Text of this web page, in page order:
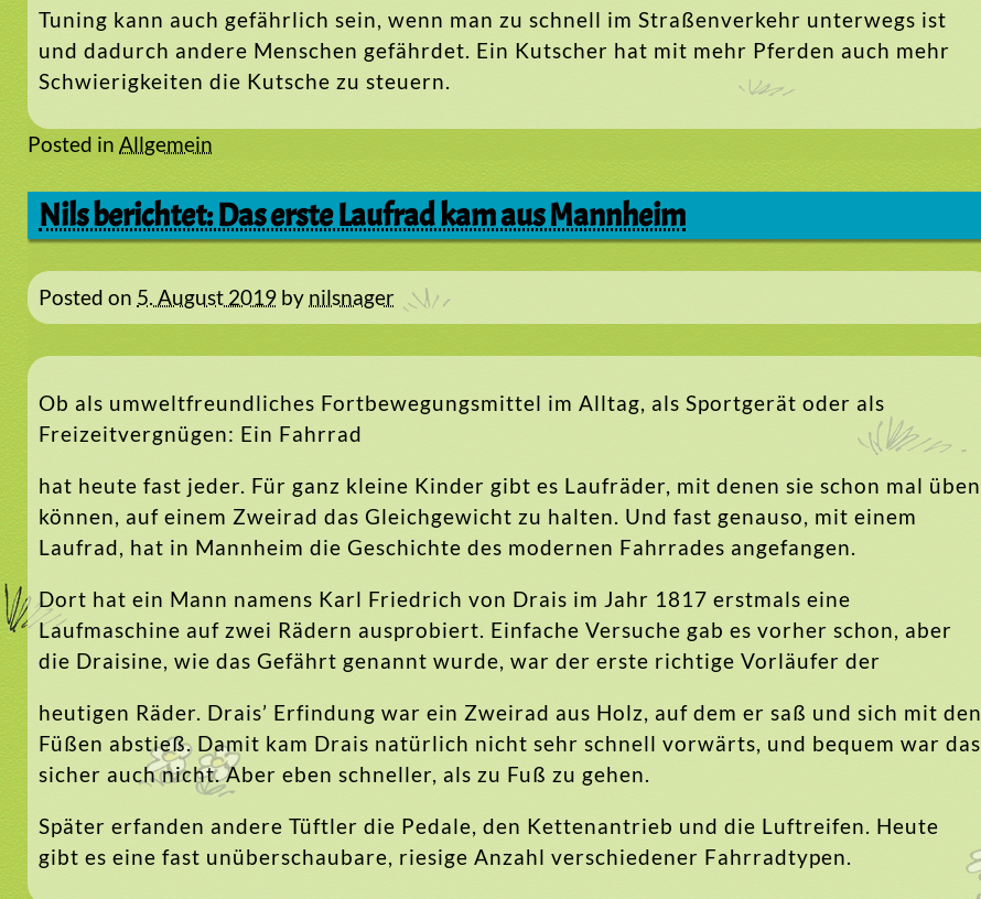
Tuning kann auch gefährlich sein, wenn man zu schnell im Straßenverkehr unterwegs ist
und dadurch andere Menschen gefährdet. Ein Kutscher hat mit mehr Pferden auch mehr
Schwierigkeiten die Kutsche zu steuern.
Posted in Allgemein
Nils berichtet: Das erste Laufrad kam aus Mannheim
Posted on 5. August 2019 by nilsnager
Ob als umweltfreundliches Fortbewegungsmittel im Alltag, als Sportgerät oder als
Freizeitvergnügen: Ein Fahrrad
hat heute fast jeder. Für ganz kleine Kinder gibt es Laufräder, mit denen sie schon mal üben
können, auf einem Zweirad das Gleichgewicht zu halten. Und fast genauso, mit einem
Laufrad, hat in Mannheim die Geschichte des modernen Fahrrades angefangen.
Dort hat ein Mann namens Karl Friedrich von Drais im Jahr 1817 erstmals eine
Laufmaschine auf zwei Rädern ausprobiert. Einfache Versuche gab es vorher schon, aber
die Draisine, wie das Gefährt genannt wurde, war der erste richtige Vorläufer der
heutigen Räder. Drais’ Erfindung war ein Zweirad aus Holz, auf dem er saß und sich mit den
Füßen abstieß. Damit kam Drais natürlich nicht sehr schnell vorwärts, und bequem war das
sicher auch nicht. Aber eben schneller, als zu Fuß zu gehen.
Später erfanden andere Tüftler die Pedale, den Kettenantrieb und die Luftreifen. Heute
gibt es eine fast unüberschaubare, riesige Anzahl verschiedener Fahrradtypen.